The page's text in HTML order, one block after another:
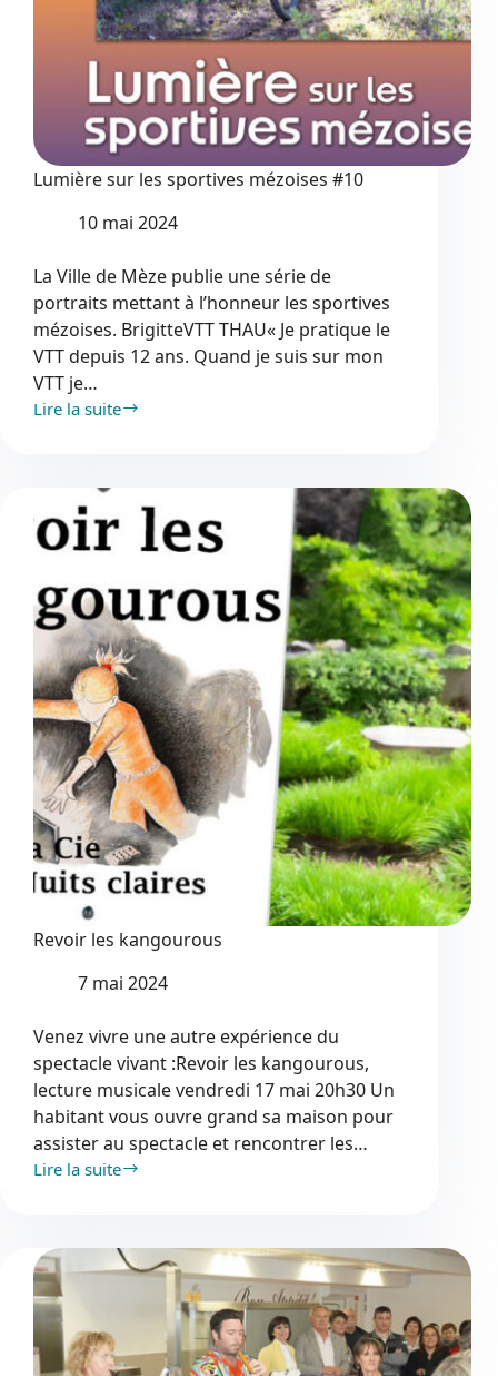
Lumière sur les sportives mézoises #10
10 mai 2024
La Ville de Mèze publie une série de
portraits mettant à l’honneur les sportives
mézoises. BrigitteVTT THAU« Je pratique le
VTT depuis 12 ans. Quand je suis sur mon
VTT je…
Lire la suite
Lumière
sportives
mézoises
#10
Revoir les kangourous
7 mai 2024
Venez vivre une autre expérience du
spectacle vivant :Revoir les kangourous,
lecture musicale vendredi 17 mai 20h30 Un
habitant vous ouvre grand sa maison pour
assister au spectacle et rencontrer les…
Lire la suite
Revoir